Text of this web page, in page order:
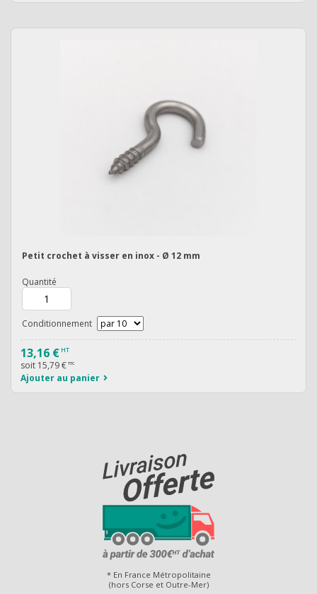
Petit crochet à visser en inox - Ø 12 mm
Quantité
Conditionnement
13,16 € HT
soit 15,79 € TTC
Ajouter au panier
* En France Métropolitaine
(hors Corse et Outre-Mer)